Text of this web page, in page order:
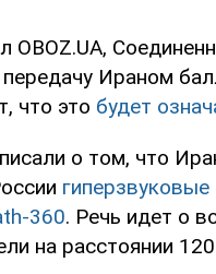
OBOZ.UA,
Ираном
что это будет
о том, что
360. Речь идет о
на расстоянии